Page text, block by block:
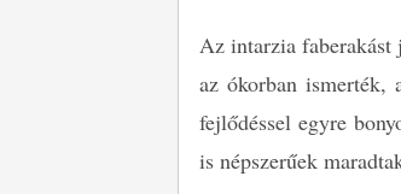
Az intarzia
az ókorban ismerték,
fejlődéssel egyre
is népszerűek